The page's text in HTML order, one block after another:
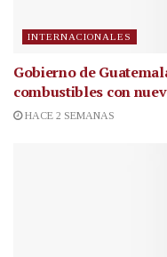
INTERNACIONALES
Gobierno de
combustibles con
HACE 2 SEMANAS